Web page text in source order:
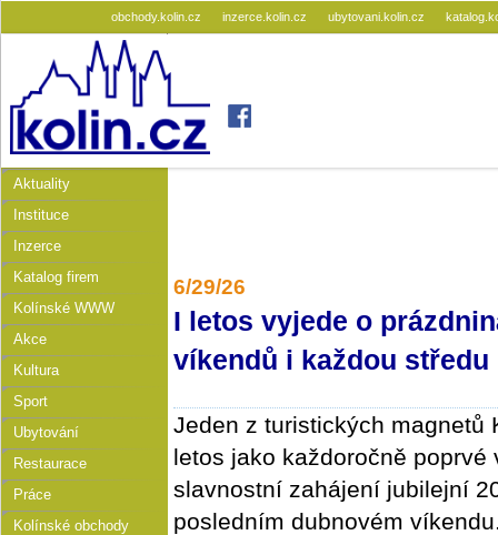
obchody.kolin.cz inzerce.kolin.cz ubytovani.kolin.cz
Aktuality
Instituce
Inzerce
Katalog firem
Kolínské WWW
Akce
Kultura
Sport
Ubytování
Restaurace
Práce
Kolínské obchody
6/29/26
I letos vyjede o
víkendů i každou středu
Jeden z turistických magnetů
letos jako každoročně
slavnostní zahájení jubilejní
posledním dubnovém